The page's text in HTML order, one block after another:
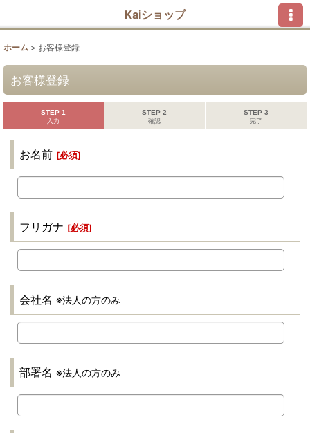
Kaiショップ
ホーム > お客様登録
お客様登録
STEP 1
入力
STEP 2
確認
STEP 3
完了
お名前 [必須]
フリガナ [必須]
会社名 ※法人の方のみ
部署名 ※法人の方のみ